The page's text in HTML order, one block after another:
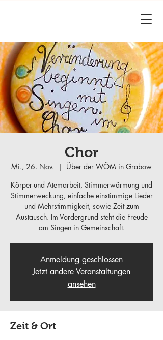
Chor
Mi., 26. Nov.
  |
Über der WÖM in Grabow
Körper-und Atemarbeit, Stimmerwärmung und
Stimmerweckung, einfache einstimmige Lieder
und Mehrstimmigkeit, sowie Zeit zum
Austausch. Im Vordergrund steht die Freude
am Singen in Gemeinschaft.
Anmeldung geschlossen
Jetzt andere Veranstaltungen
ansehen
Zeit & Ort